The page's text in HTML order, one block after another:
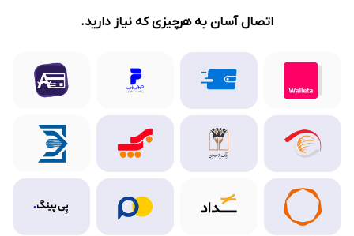
اتصال آسان به هرچیزی که نیاز دارید.